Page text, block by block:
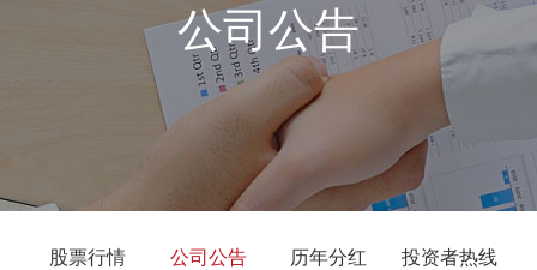
公司公告
股票行情 公司公告 历年分红 投资者热线